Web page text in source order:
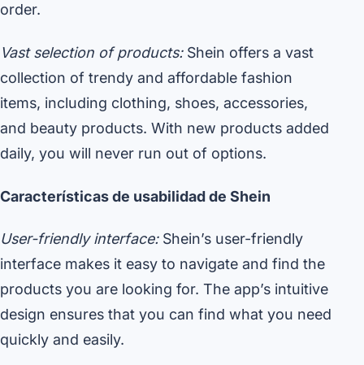
order.
Vast selection of products:Shein offers a vast
collection of trendy and affordable fashion
items, including clothing, shoes, accessories,
and beauty products. With new products added
daily, you will never run out of options.
Características de usabilidad de Shein
User-friendly interface:Shein’s user-friendly
interface makes it easy to navigate and find the
products you are looking for. The app’s intuitive
design ensures that you can find what you need
quickly and easily.